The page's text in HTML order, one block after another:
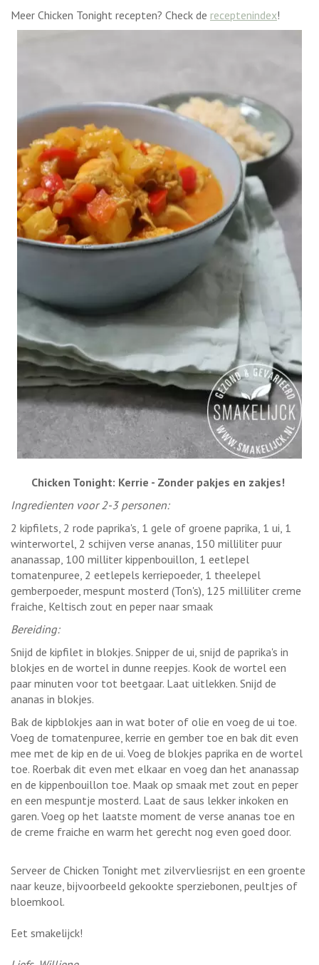
Meer Chicken Tonight recepten? Check de receptenindex!
Chicken Tonight: Kerrie - Zonder pakjes en zakjes!
Ingredienten voor 2-3 personen:
2 kipfilets, 2 rode paprika's, 1 gele of groene paprika, 1 ui, 1
winterwortel, 2 schijven verse ananas, 150 milliliter puur
ananassap, 100 milliter kippenbouillon, 1 eetlepel
tomatenpuree, 2 eetlepels kerriepoeder, 1 theelepel
gemberpoeder, mespunt mosterd (Ton's), 125 milliliter creme
fraiche, Keltisch zout en peper naar smaak
Bereiding:
Snijd de kipfilet in blokjes. Snipper de ui, snijd de paprika's in
blokjes en de wortel in dunne reepjes. Kook de wortel een
paar minuten voor tot beetgaar. Laat uitlekken. Snijd de
ananas in blokjes.
Bak de kipblokjes aan in wat boter of olie en voeg de ui toe.
Voeg de tomatenpuree, kerrie en gember toe en bak dit even
mee met de kip en de ui. Voeg de blokjes paprika en de wortel
toe. Roerbak dit even met elkaar en voeg dan het ananassap
en de kippenbouillon toe. Maak op smaak met zout en peper
en een mespuntje mosterd. Laat de saus lekker inkoken en
garen. Voeg op het laatste moment de verse ananas toe en
de creme fraiche en warm het gerecht nog even goed door.
Serveer de Chicken Tonight met zilvervliesrijst en een groente
naar keuze, bijvoorbeeld gekookte sperziebonen, peultjes of
bloemkool.
Eet smakelijck!